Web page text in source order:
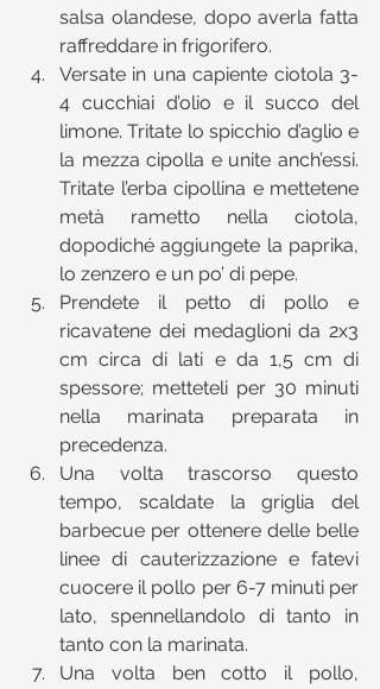
salsa olandese, dopo averla fatta
raffreddare in frigorifero.
Versate in una capiente ciotola 3-
4 cucchiai d’olio e il succo del
limone. Tritate lo spicchio d’aglio e
la mezza cipolla e unite anch’essi.
Tritate l’erba cipollina e mettetene
metà rametto nella ciotola,
dopodiché aggiungete la paprika,
lo zenzero e un po’ di pepe.
Prendete il petto di pollo e
ricavatene dei medaglioni da 2x3
cm circa di lati e da 1,5 cm di
spessore; metteteli per 30 minuti
nella marinata preparata in
precedenza.
Una volta trascorso questo
tempo, scaldate la griglia del
barbecue per ottenere delle belle
linee di cauterizzazione e fatevi
cuocere il pollo per 6-7 minuti per
lato, spennellandolo di tanto in
tanto con la marinata.
Una volta ben cotto il pollo,